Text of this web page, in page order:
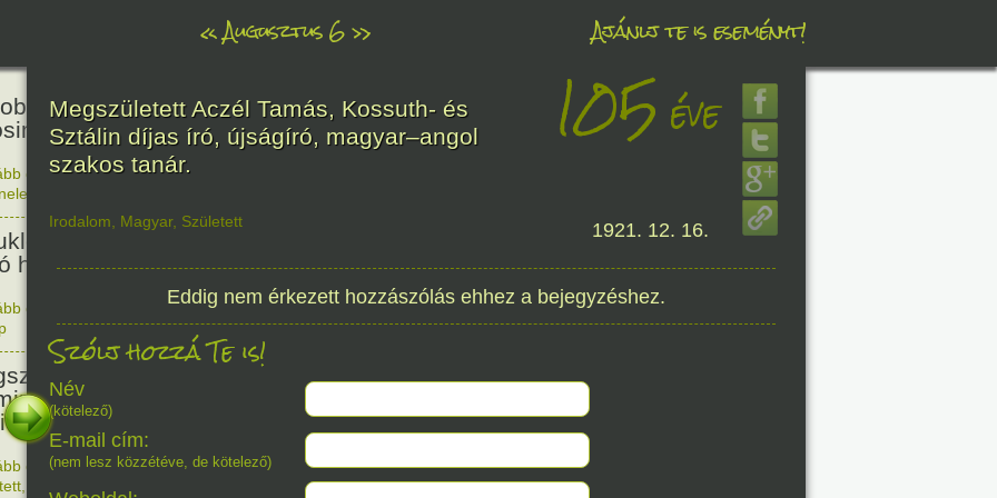
«Augusztus 6» Ajánlj te is eseményt!
az első atombombát
81
olvasom|Nincs hozzászólás, szólj hozzá!
fegyverek betiltásáért
harc világnapja
48éve
olvasom
Nincs hozzászólás, szólj hozzá!
1978. 08. 06.
Sir Alexander
Nobel-díjas angol orvos, a
felfedezője.
145éve
olvasom |1 hozzászólás, szólj Te is hozzá!
1881. 08. 06.
Megszületett Aczél Tamás, Kossuth- és
Sztálin díjas író, újságíró, magyar–angol
szakos tanár.
105 éve
Irodalom Magyar, Született 1921. 12. 16.
Eddig nem érkezett hozzászólás ehhez a bejegyzéshez.
Szólj hozzá Te is!
Név
(kötelező)
E-mail cím:
(nem lesz közzétéve, de kötelező)